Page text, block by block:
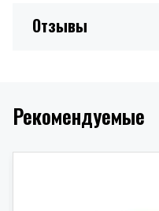
Отзывы
Рекомендуемые